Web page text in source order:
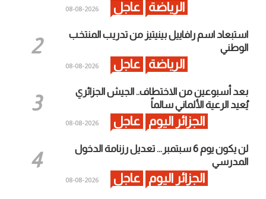
الرياضة عاجل 2026-08-08
استبعاد اسم رافاييل بينيتيز من تدريب المنتخب
الوطني
الرياضة عاجل 2026-08-08
بعد أسبوعين من الاختطاف.. الجيش الجزائري
يُعيد الرعية الألماني سالماً
الجزائر اليوم عاجل 2026-08-08
لن يكون يوم 6 سبتمبر… تعديل رزنامة الدخول
المدرسي
الجزائر اليوم عاجل 2026-08-08